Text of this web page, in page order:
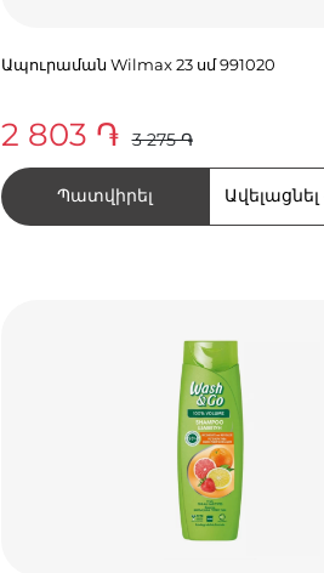
Ապուրաման Wilmax 23 սմ 991020
2 803 ֏ 3 275 ֏
Պատվիրել Ավելացնել